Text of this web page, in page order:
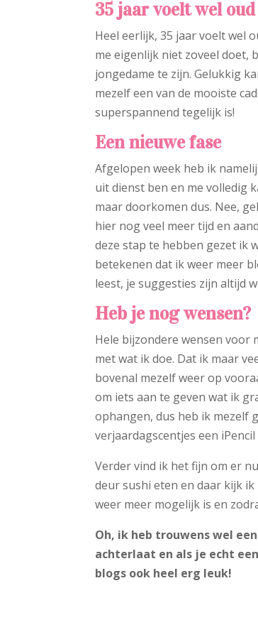
35 jaar voelt wel oud
Heel eerlijk, 35 jaar voelt wel
me eigenlijk niet zoveel doet,
jongedame te zijn. Gelukkig
mezelf een van de mooiste
superspannend tegelijk is!
Een nieuwe fase
Afgelopen week heb ik
uit dienst ben en me volledig
maar doorkomen dus. Nee,
hier nog veel meer tijd en
deze stap te hebben gezet ik
betekenen dat ik weer meer
leest, je suggesties zijn altijd
Heb je nog wensen?
Hele bijzondere wensen voor
met wat ik doe. Dat ik maar
bovenal mezelf weer op
om iets aan te geven wat ik
ophangen, dus heb ik mezelf
verjaardagscentjes een
Verder vind ik het fijn om er
deur sushi eten en daar kijk
weer meer mogelijk is en
Oh, ik heb trouwens wel
achterlaat en als je echt
blogs ook heel erg leuk!